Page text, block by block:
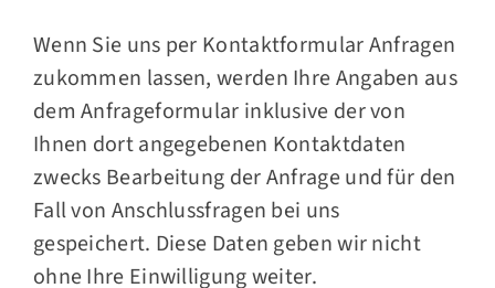
Wenn Sie uns per Kontaktformular Anfragen
zukommen lassen, werden Ihre Angaben aus
dem Anfrageformular inklusive der von
Ihnen dort angegebenen Kontaktdaten
zwecks Bearbeitung der Anfrage und für den
Fall von Anschlussfragen bei uns
gespeichert. Diese Daten geben wir nicht
ohne Ihre Einwilligung weiter.